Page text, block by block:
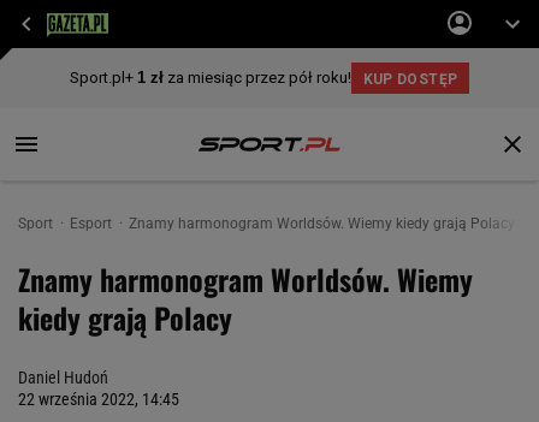
Sport Esport Znamy harmonogram Worldsów. Wiemy kiedy grają Polacy
Znamy harmonogram Worldsów. Wiemy
kiedy grają Polacy
Daniel Hudoń
22 września 2022, 14:45